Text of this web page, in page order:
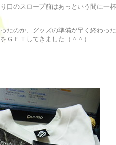
口のスロープ前はあっという間に一
たのか、グッズの準備が早く終わっ
ＧＥＴしてきました（＾＾）